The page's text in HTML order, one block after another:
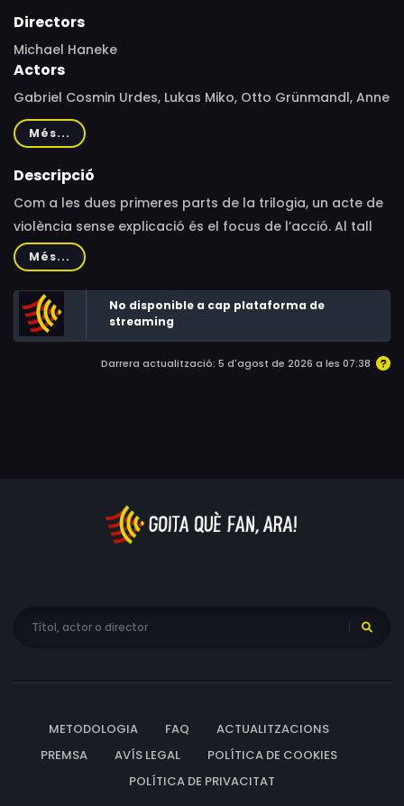
Directors
Michael Haneke
Actors
Gabriel Cosmin Urdes, Lukas Miko, Otto Grünmandl, Anne
Bennent, Udo Samel, Dorothee Hartinger, Branko
Samarovski, Claudia Martini, Georg Friedrich, Alexander
Pschill, Klaus Händl, Patricia Hirschbichler, Sebastian
Més...
Descripció
Com a les dues primeres parts de la trilogia, un acte de
violència sense explicació és el focus de l’acció. Al tall
longitudinal de dues històries de família se superposa
un tall transversal a través de l’ordre social.
Més...
No disponible a cap plataforma de
streaming
Darrera actualització: 5 d'agost de 2026 a les 07:38
METODOLOGIA FAQ
ACTUALITZACIONS
PREMSA
AVÍS LEGAL
POLÍTICA DE COOKIES
POLÍTICA DE PRIVACITAT